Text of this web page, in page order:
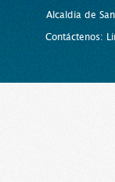
Alcaldía de
Contáctenos: